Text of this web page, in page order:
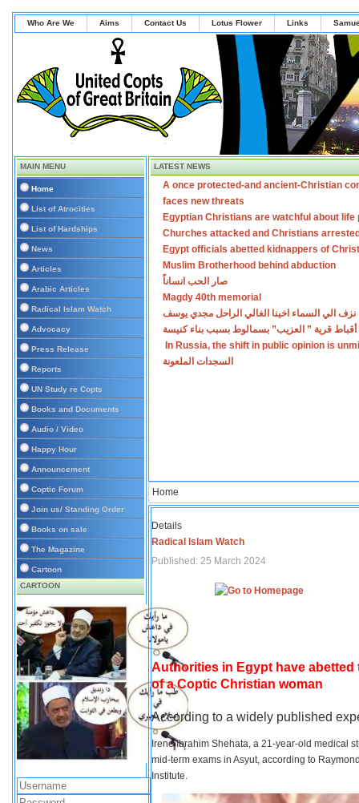
Who Are We Aims Contact Us Lotus Flower Links
MAIN MENU
Home
List of Atrocities
List of Hardships
News
Articles
Arabic Articles
Radical Islam Watch
Advocacy
Press Release
Reports
UN Study re Copts
Books and Documents
Audio / Video
Happy Hour
Announcement
Coptic Forum
Join us/ Standing Order
Books on sale
The Magazine
Cartoon
CARTOON
LATEST NEWS
A once protected-and ancient-Christian
faces new threats
Egyptian Christians are watchful about life
Churches attacked and Christians
Egypt officials abetted kidnappers of
Muslim Brotherhood behind abduction
صار الحب انساناً
Magdy 40th memorial
نزف الي السماء اخينا الغالي الراحل مجدي يوسف
أقباط قرية ” العزيب” بسمالوط بسبب بناء كنيسة
In Russia, the shift in public opinion is
السجدات الملعونة
Home
Details
Radical Islam Watch
Published: 25 March 2024
Authorities in Egypt have
of a Coptic Christian woman
According to a widely published
Irene Ibrahim Shehata, a 21-year-old medical
mid-term exams in Asyut, according to
Institute.